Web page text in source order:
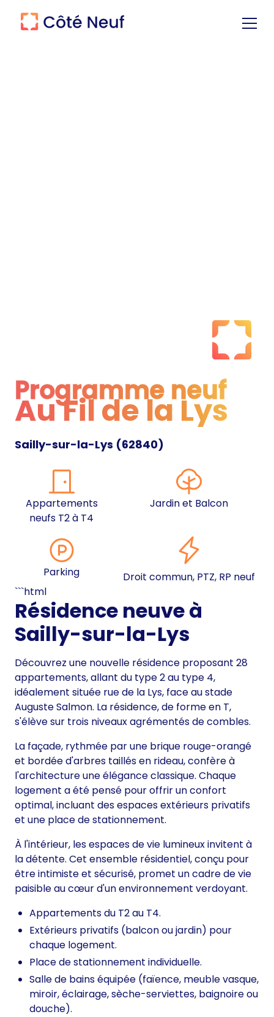
Programme neuf
Programme neuf
Au Fil de la Lys
Sailly-sur-la-Lys (62840)
Appartements
neufs T2 à T4
Jardin et Balcon
Parking
Droit commun, PTZ, RP neuf
```html
Résidence neuve à
Sailly-sur-la-Lys
Découvrez une nouvelle résidence proposant 28
appartements, allant du type 2 au type 4,
idéalement située rue de la Lys, face au stade
Auguste Salmon. La résidence, de forme en T,
s'élève sur trois niveaux agrémentés de combles.
La façade, rythmée par une brique rouge-orangé
et bordée d'arbres taillés en rideau, confère à
l'architecture une élégance classique. Chaque
logement a été pensé pour offrir un confort
optimal, incluant des espaces extérieurs privatifs
et une place de stationnement.
À l'intérieur, les espaces de vie lumineux invitent à
la détente. Cet ensemble résidentiel, conçu pour
être intimiste et sécurisé, promet un cadre de vie
paisible au cœur d'un environnement verdoyant.
Appartements du T2 au T4.
Extérieurs privatifs (balcon ou jardin) pour
chaque logement.
Place de stationnement individuelle.
Salle de bains équipée (faïence, meuble vasque,
miroir, éclairage, sèche-serviettes, baignoire ou
douche).